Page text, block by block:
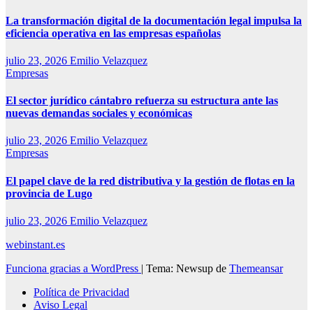
La transformación digital de la documentación legal impulsa la
eficiencia operativa en las empresas españolas
julio 23, 2026 Emilio Velazquez
Empresas
El sector jurídico cántabro refuerza su estructura ante las
nuevas demandas sociales y económicas
julio 23, 2026 Emilio Velazquez
Empresas
El papel clave de la red distributiva y la gestión de flotas en la
provincia de Lugo
julio 23, 2026 Emilio Velazquez
webinstant.es
Funciona gracias a WordPress | Tema: Newsup de Themeansar
Política de Privacidad
Aviso Legal